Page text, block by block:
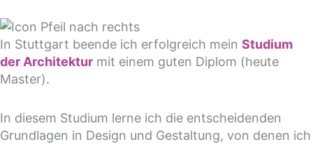
In Stuttgart beende ich erfolgreich mein Studium
der Architektur mit einem guten Diplom (heute
Master).
In diesem Studium lerne ich die entscheidenden
Grundlagen in Design und Gestaltung, von denen ich